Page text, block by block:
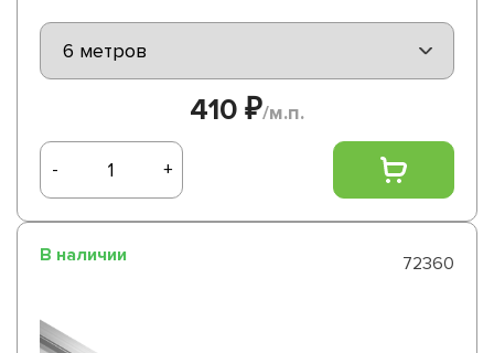
410 ₽/м.п.
- +
В наличии 72360